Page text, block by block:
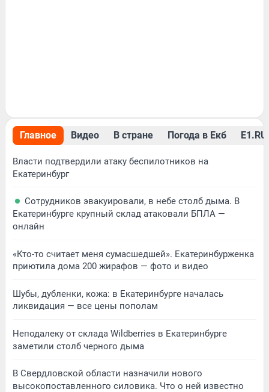
Главное Видео В стране Погода в Екб
Власти подтвердили атаку беспилотников на
Екатеринбург
Сотрудников эвакуировали, в небе столб дыма. В
Екатеринбурге крупный склад атаковали БПЛА —
онлайн
«Кто-то считает меня сумасшедшей». Екатеринбурженка
приютила дома 200 жирафов — фото и видео
Шубы, дубленки, кожа: в Екатеринбурге началась
ликвидация — все цены пополам
Неподалеку от склада Wildberries в Екатеринбурге
заметили столб черного дыма
В Свердловской области назначили нового
высокопоставленного силовика. Что о ней известно